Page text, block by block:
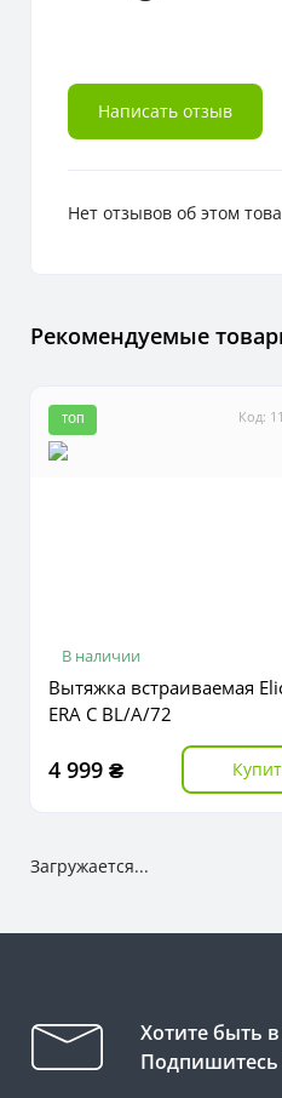
Написать отзыв
Нет отзывов об этом
Рекомендуемые
Код:
ТОП
В наличии
Вытяжка встраиваемая
ERA C BL/A/72
4 999 ₴
Загружается...
Хотите быть
Подпишитесь